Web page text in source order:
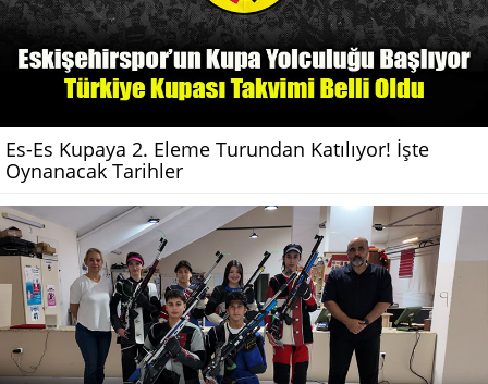
Es-Es Kupaya 2. Eleme Turundan Katılıyor! İşte
Oynanacak Tarihler